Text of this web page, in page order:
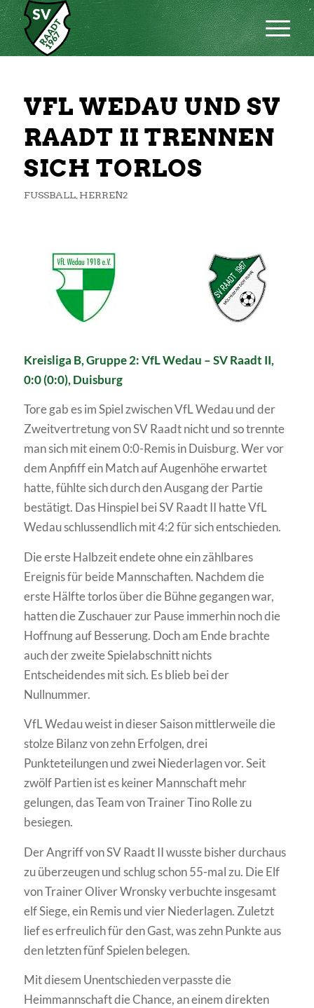
VFL WEDAU UND SV
RAADT II TRENNEN
SICH TORLOS
FUSSBALL , HERREN2
Kreisliga B, Gruppe 2: VfL Wedau – SV Raadt II,
0:0 (0:0), Duisburg
Tore gab es im Spiel zwischen VfL Wedau und der
Zweitvertretung von SV Raadt nicht und so trennte
man sich mit einem 0:0-Remis in Duisburg. Wer vor
dem Anpfiff ein Match auf Augenhöhe erwartet
hatte, fühlte sich durch den Ausgang der Partie
bestätigt. Das Hinspiel bei SV Raadt II hatte VfL
Wedau schlussendlich mit 4:2 für sich entschieden.
Die erste Halbzeit endete ohne ein zählbares
Ereignis für beide Mannschaften. Nachdem die
erste Hälfte torlos über die Bühne gegangen war,
hatten die Zuschauer zur Pause immerhin noch die
Hoffnung auf Besserung. Doch am Ende brachte
auch der zweite Spielabschnitt nichts
Entscheidendes mit sich. Es blieb bei der
Nullnummer.
VfL Wedau weist in dieser Saison mittlerweile die
stolze Bilanz von zehn Erfolgen, drei
Punkteteilungen und zwei Niederlagen vor. Seit
zwölf Partien ist es keiner Mannschaft mehr
gelungen, das Team von Trainer Tino Rolle zu
besiegen.
Der Angriff von SV Raadt II wusste bisher durchaus
zu überzeugen und schlug schon 55-mal zu. Die Elf
von Trainer Oliver Wronsky verbuchte insgesamt
elf Siege, ein Remis und vier Niederlagen. Zuletzt
lief es erfreulich für den Gast, was zehn Punkte aus
den letzten fünf Spielen belegen.
Mit diesem Unentschieden verpasste die
Heimmannschaft die Chance, an einem direkten